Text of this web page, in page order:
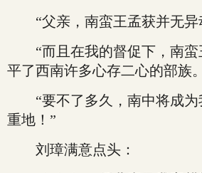
“父亲，南蛮王孟获并无异
“而且在我的督促下，南蛮
平了西南许多心存二心的部族
“要不了多久，南中将成为
重地！”
刘璋满意点头：